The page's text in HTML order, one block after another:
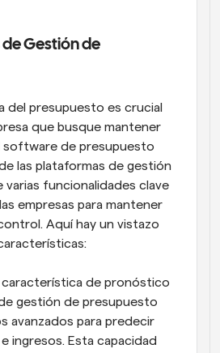
Gestión de
del presupuesto es crucial
que busque mantener
software de presupuesto
las plataformas de gestión
funcionalidades clave
empresas para mantener
Aquí hay un vistazo
característica de pronóstico
gestión de presupuesto
avanzados para predecir
ingresos. Esta capacidad